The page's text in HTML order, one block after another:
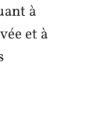
à
et à